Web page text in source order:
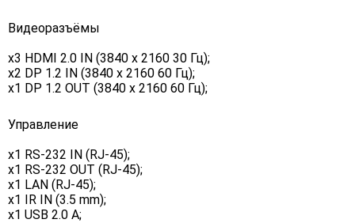
Видеоразъёмы
x3 HDMI 2.0 IN (3840 х 2160 30 Гц);
x2 DP 1.2 IN (3840 х 2160 60 Гц);
x1 DP 1.2 OUT (3840 x 2160 60 Гц);
Управление
х1 RS-232 IN (RJ-45);
x1 RS-232 OUT (RJ-45);
x1 LAN (RJ-45);
x1 IR IN (3.5 mm);
x1 USB 2.0 A;